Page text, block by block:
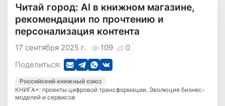
Читай город: AI в книжном магазине,
рекомендации по прочтению и
персонализация контента
109 0
17 сентября 2025 г.
Поделиться:
Российский книжный союз
КНИГА+: проекты цифровой трансформации. Эволюция бизнес-
моделей и сервисов